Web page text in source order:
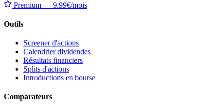
Premium — 9.99€/mois
Outils
Screener d'actions
Calendrier dividendes
Résultats financiers
Splits d'actions
Introductions en bourse
Comparateurs